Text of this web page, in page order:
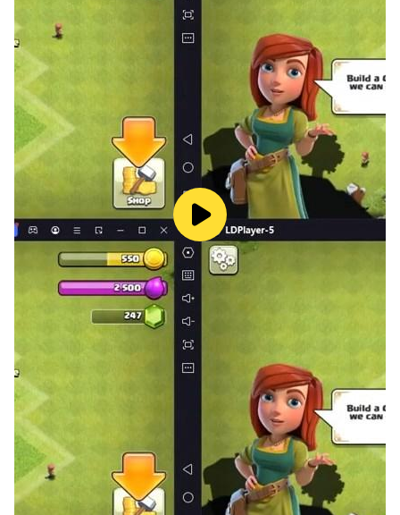
💥 【名將養成！戰力全面提升】
多元養成玩法讓武將戰力飛升！透過武魂、戰魂系統增強屬
性，解鎖專屬神兵，讓必殺技進一步覺醒，施展超強羈絆技
能，摧毀敵軍陣型！